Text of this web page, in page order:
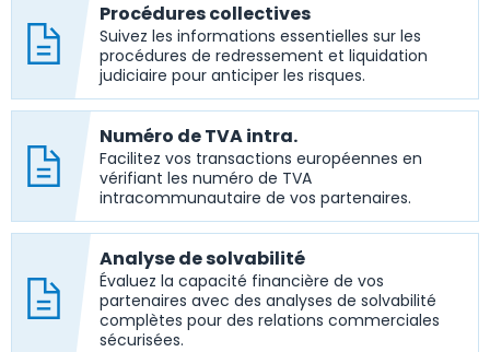
Procédures collectives
Suivez les informations essentielles sur les
procédures de redressement et liquidation
judiciaire pour anticiper les risques.
Numéro de TVA intra.
Facilitez vos transactions européennes en
vérifiant les numéro de TVA
intracommunautaire de vos partenaires.
Analyse de solvabilité
Évaluez la capacité financière de vos
partenaires avec des analyses de solvabilité
complètes pour des relations commerciales
sécurisées.